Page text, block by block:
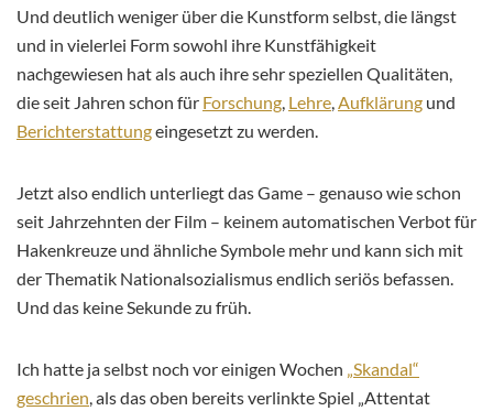
Und deutlich weniger über die Kunstform selbst, die längst
und in vielerlei Form sowohl ihre Kunstfähigkeit
nachgewiesen hat als auch ihre sehr speziellen Qualitäten,
die seit Jahren schon für Forschung Lehre Aufklärung und
Berichterstattungeingesetzt zu werden.
Jetzt also endlich unterliegt das Game – genauso wie schon
seit Jahrzehnten der Film – keinem automatischen Verbot für
Hakenkreuze und ähnliche Symbole mehr und kann sich mit
der Thematik Nationalsozialismus endlich seriös befassen.
Und das keine Sekunde zu früh.
Ich hatte ja selbst noch vor einigen Wochen „Skandal“
geschrien , als das oben bereits verlinkte Spiel „Attentat